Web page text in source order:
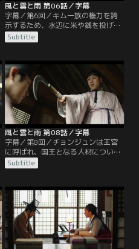
風と雲と雨 第06話／字幕
字幕／第6回／キム一族の権力を誇
示するため、水辺に米や銭を投げる
儀式が行われる。銭欲しさに水に飛
び込んだ赤導師が捕らわれるが、そ
衆たちは拍手で喝采する。一方、時
期国王の人材を探すボンリョンは、
ミン・ジャヨンという少女にその素
質があることを見抜いていた。そん
な中、興宣君がチョンジュンのもと
を訪れるが…。
Subtitle
風と雲と雨 第08話／字幕
字幕／第8回／チョンジュンは王宮
に呼ばれ、国王となる人材について
占うよう命じられる。一方で彼は町
で占いを続けるが、以前に占った学
悪い噂を聞いていた。妹を遊郭で働
かせて遊び呆けるソンジンはまたも
科挙に落ち、やけを起こしてチョン
ジュンを訪ねてくる。そんな彼にチ
ョンジュンは今後20年間凶運が続く
と宣言し…。
Subtitle